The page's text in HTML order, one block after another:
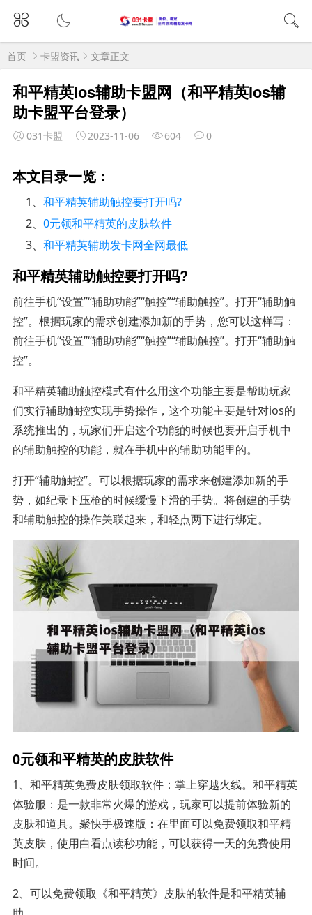
首页 卡盟资讯 文章正文
和平精英ios辅助卡盟网（和平精英ios辅
助卡盟平台登录）
031卡盟 2023-11-06 604 0
本文目录一览：
1、和平精英辅助触控要打开吗?
2、0元领和平精英的皮肤软件
3、和平精英辅助发卡网全网最低
和平精英辅助触控要打开吗?
前往手机“设置”“辅助功能”“触控”“辅助触控”。打开“辅助触
控”。根据玩家的需求创建添加新的手势，您可以这样写：
前往手机“设置”“辅助功能”“触控”“辅助触控”。打开“辅助触
控”。
和平精英辅助触控模式有什么用这个功能主要是帮助玩家
们实行辅助触控实现手势操作，这个功能主要是针对ios的
系统推出的，玩家们开启这个功能的时候也要开启手机中
的辅助触控的功能，就在手机中的辅助功能里的。
打开“辅助触控”。可以根据玩家的需求来创建添加新的手
势，如纪录下压枪的时候缓慢下滑的手势。将创建的手势
和辅助触控的操作关联起来，和轻点两下进行绑定。
0元领和平精英的皮肤软件
1、和平精英免费皮肤领取软件：掌上穿越火线。和平精英
体验服：是一款非常火爆的游戏，玩家可以提前体验新的
皮肤和道具。聚快手极速版：在里面可以免费领取和平精
英皮肤，使用白看点读秒功能，可以获得一天的免费使用
时间。
2、可以免费领取《和平精英》皮肤的软件是和平精英辅